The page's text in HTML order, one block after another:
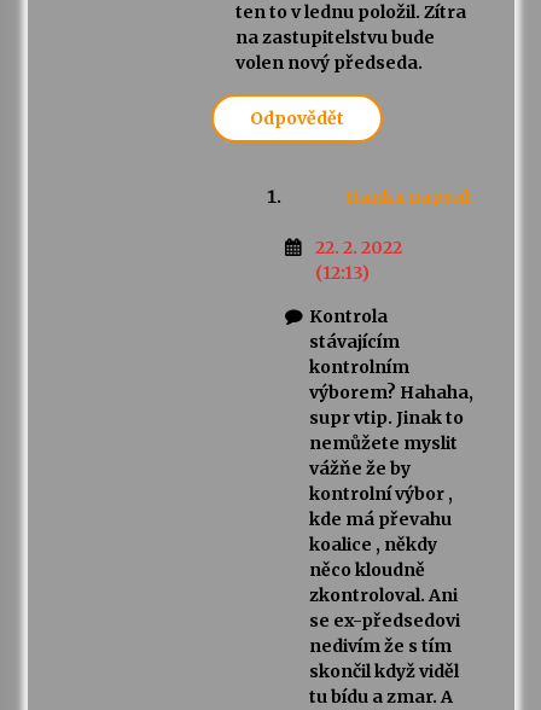
ten to v lednu položil. Zítra
na zastupitelstvu bude
volen nový předseda.
Odpovědět
Hanka napsal:
22. 2. 2022
(12:13)
Kontrola
stávajícím
kontrolním
výborem? Hahaha,
supr vtip. Jinak to
nemůžete myslit
vážňe že by
kontrolní výbor ,
kde má převahu
koalice , někdy
něco kloudně
zkontroloval. Ani
se ex-předsedovi
nedivím že s tím
skončil když viděl
tu bídu a zmar. A